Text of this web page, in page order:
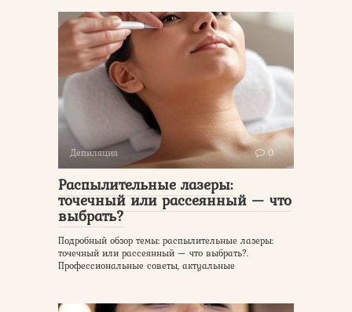
Депиляция 0
Распылительные лазеры:
точечный или рассеянный — что
выбрать?
Подробный обзор темы: распылительные лазеры:
точечный или рассеянный — что выбрать?.
Профессиональные советы, актуальные